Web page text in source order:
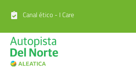
Canal ético - I Care